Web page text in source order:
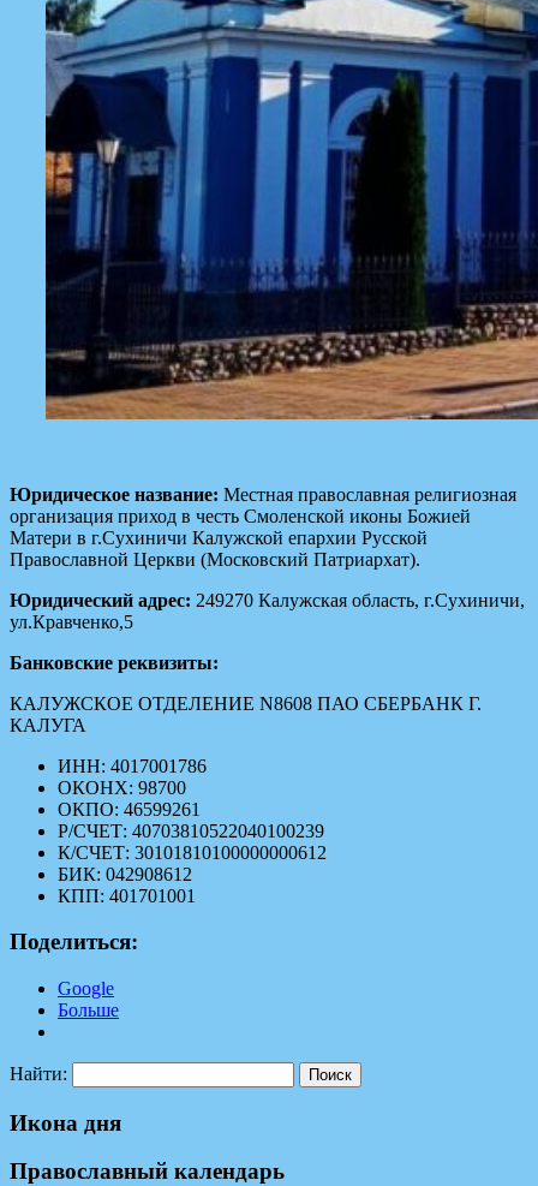
Юридическое название: Местная православная религиозная
организация приход в честь Смоленской иконы Божией
Матери в г.Сухиничи Калужской епархии Русской
Православной Церкви (Московский Патриархат).
Юридический адрес: 249270 Калужская область, г.Сухиничи,
ул.Кравченко,5
Банковские реквизиты:
КАЛУЖСКОЕ ОТДЕЛЕНИЕ N8608 ПАО СБЕРБАНК Г.
КАЛУГА
ИНН: 4017001786
ОКОНХ: 98700
ОКПО: 46599261
Р/СЧЕТ: 40703810522040100239
К/СЧЕТ: 30101810100000000612
БИК: 042908612
КПП: 401701001
Поделиться:
Google
Больше
Найти:
Икона дня
Православный календарь